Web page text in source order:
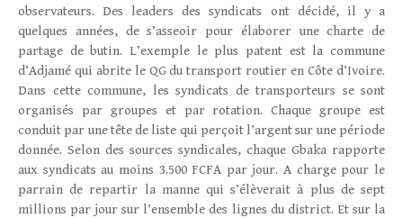
observateurs. Des leaders des syndicats ont décidé, il y a
quelques années, de s’asseoir pour élaborer une charte de
partage de butin. L’exemple le plus patent est la commune
d’Adjamé qui abrite le QG du transport routier en Côte d’Ivoire.
Dans cette commune, les syndicats de transporteurs se sont
organisés par groupes et par rotation. Chaque groupe est
conduit par une tête de liste qui perçoit l’argent sur une période
donnée. Selon des sources syndicales, chaque Gbaka rapporte
aux syndicats au moins 3.500 FCFA par jour. A charge pour le
parrain de repartir la manne qui s’élèverait à plus de sept
millions par jour sur l’ensemble des lignes du district. Et sur la